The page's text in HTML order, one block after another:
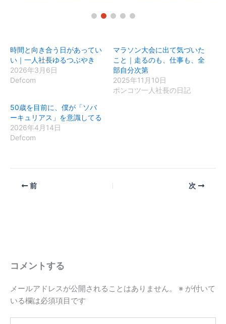
い」という声です。 ゴルフをプレイする際、スマホ
スイングの邪魔になるけれど、手元に置いておきた
い小道具」がたくさんありますよね。 お客様から
は、 「一般的なカートバッ
READ MORE
時間と向き合う日があってい
い｜一人社長ゆるつぶやき
2026年3月6日
Defcom
マラソン大会に出て気づいた
こと｜走るのも、仕事も、全
部自分次第
2025年11月10日
ポンコツ一人社長の日記
50歳を目前に、僕が「ソバ
ーキュリアス」を意識してる
2026年4月14日
Defcom
前 次
コメントする
メールアドレスが公開されることはありません。 ※ が付いて
いる欄は必須項目です